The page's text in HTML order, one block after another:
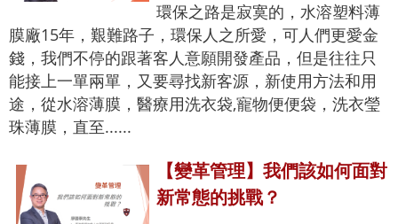
環保之路是寂寞的，水溶塑料薄
膜廠15年，艱難路子，環保人之所愛，可人們更愛金
錢，我們不停的跟著客人意願開發產品，但是往往只
能接上一單兩單，又要尋找新客源，新使用方法和用
途，從水溶薄膜，醫療用洗衣袋,寵物便便袋，洗衣瑩
珠薄膜，直至......
【變革管理】我們該如何面對
新常態的挑戰？